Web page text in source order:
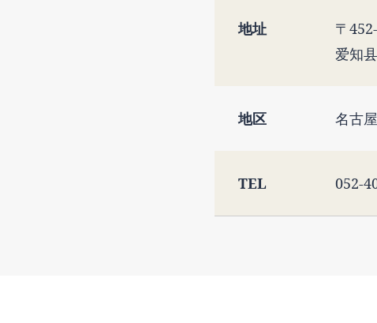
地址
〒
爱知
地区 名古
TEL 052-